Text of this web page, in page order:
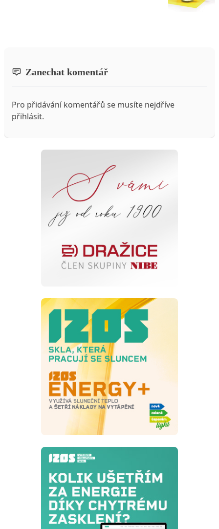
Zanechat komentář
Pro přidávání komentářů se musíte nejdříve
přihlásit.